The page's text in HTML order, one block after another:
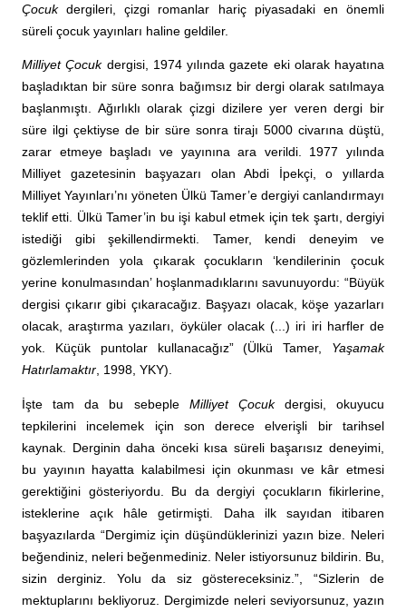
Çocukdergileri, çizgi romanlar hariç piyasadaki en önemli
süreli çocuk yayınları haline geldiler.
Milliyet Çocukdergisi, 1974 yılında gazete eki olarak hayatına
başladıktan bir süre sonra bağımsız bir dergi olarak satılmaya
başlanmıştı. Ağırlıklı olarak çizgi dizilere yer veren dergi bir
süre ilgi çektiyse de bir süre sonra tirajı 5000 civarına düştü,
zarar etmeye başladı ve yayınına ara verildi. 1977 yılında
Milliyet gazetesinin başyazarı olan Abdi İpekçi, o yıllarda
Milliyet Yayınları’nı yöneten Ülkü Tamer’e dergiyi canlandırmayı
teklif etti. Ülkü Tamer’in bu işi kabul etmek için tek şartı, dergiyi
istediği gibi şekillendirmekti. Tamer, kendi deneyim ve
gözlemlerinden yola çıkarak çocukların ‘kendilerinin çocuk
yerine konulmasından’ hoşlanmadıklarını savunuyordu: “Büyük
dergisi çıkarır gibi çıkaracağız. Başyazı olacak, köşe yazarları
olacak, araştırma yazıları, öyküler olacak (...) iri iri harfler de
yok. Küçük puntolar kullanacağız” (Ülkü Tamer, Yaşamak
Hatırlamaktır, 1998, YKY).
İşte tam da bu sebeple Milliyet Çocukdergisi, okuyucu
tepkilerini incelemek için son derece elverişli bir tarihsel
kaynak. Derginin daha önceki kısa süreli başarısız deneyimi,
bu yayının hayatta kalabilmesi için okunması ve kâr etmesi
gerektiğini gösteriyordu. Bu da dergiyi çocukların fikirlerine,
isteklerine açık hâle getirmişti. Daha ilk sayıdan itibaren
başyazılarda “Dergimiz için düşündüklerinizi yazın bize. Neleri
beğendiniz, neleri beğenmediniz. Neler istiyorsunuz bildirin. Bu,
sizin derginiz. Yolu da siz göstereceksiniz.”, “Sizlerin de
mektuplarını bekliyoruz. Dergimizde neleri seviyorsunuz, yazın